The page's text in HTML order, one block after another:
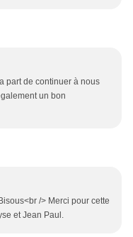
part de continuer à nous
un bon
/> Merci pour cette
et Jean Paul.